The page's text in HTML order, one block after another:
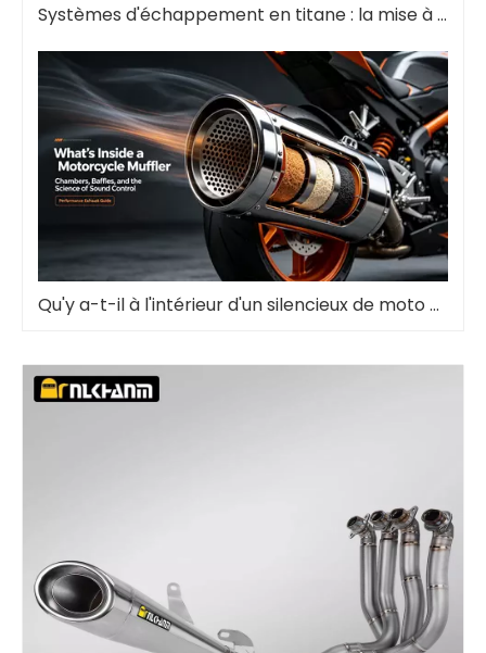
Systèmes d'échappement en titane : la mise à niveau ultime des performances
Qu'y a-t-il à l'intérieur d'un silencieux de moto et pourquoi c'est important